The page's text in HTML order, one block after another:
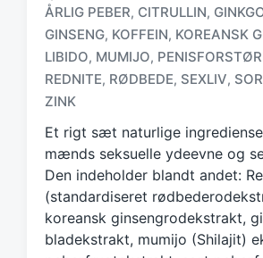
T
a
g
e
d
w
t
h
ÅRLIG PEBER, CITRULLIN,
GINSENG, KOFFEIN, KOREANSK
LIBIDO, MUMIJO,
REDNITE, RØDBEDE, SEXLIV,
ZINK
Et rigt sæt naturlige
mænds seksuelle ydeevne og
Den indeholder blandt andet:
(standardiseret
koreansk ginsengrodekstrakt,
bladekstrakt, mumijo (Shilajit)